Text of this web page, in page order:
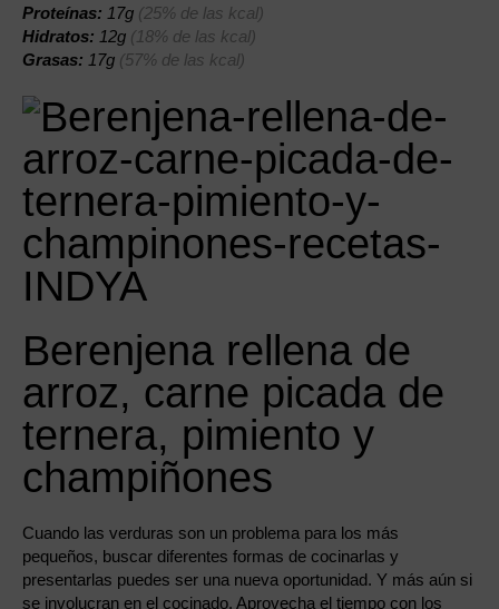
Proteínas: 17g (25% de las kcal)
Hidratos: 12g (18% de las kcal)
Grasas: 17g (57% de las kcal)
Berenjena rellena de
arroz, carne picada de
ternera, pimiento y
champiñones
Cuando las verduras son un problema para los más
pequeños, buscar diferentes formas de cocinarlas y
presentarlas puedes ser una nueva oportunidad. Y más aún si
se involucran en el cocinado. Aprovecha el tiempo con los